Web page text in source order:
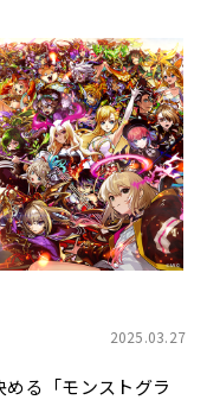
2025.03.27
る「モンストグラ